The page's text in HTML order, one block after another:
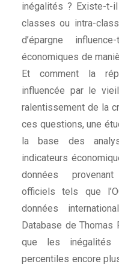
inégalités ? Existe-t-
classes ou intra-
d’épargne
économiques de
Et comment la
influencée par le
ralentissement de la
ces questions, une
la base des
indicateurs
données
officiels tels que
données
Database de Thomas
que les inégalités
percentiles encore